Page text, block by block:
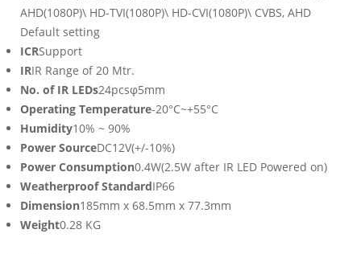
AHD(1080P)\ HD-TVI(1080P)\ HD-CVI(1080P)\ CVBS, AHD
Default setting
ICRSupport
IRIR Range of 20 Mtr.
No. of IR LEDs24pcsφ5mm
Operating Temperature-20°C~+55°C
Humidity10% ~ 90%
Power SourceDC12V(+/-10%)
Power Consumption0.4W(2.5W after IR LED Powered on)
Weatherproof StandardIP66
Dimension185mm x 68.5mm x 77.3mm
Weight0.28 KG